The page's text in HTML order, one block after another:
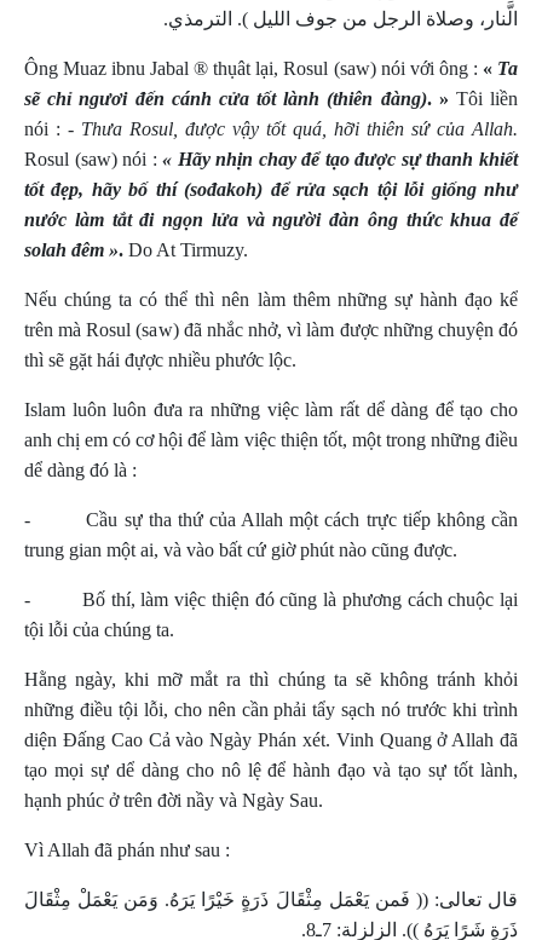
الَّنار، وصلاة الرجل من جوف الليل ). الترمذي.
Ông Muaz ibnu Jabal ® thụât lại, Rosul (saw) nói với ông : « Ta
sẽ chỉ ngươi đến cánh cửa tốt lành (thiên đàng). » Tôi liền
nói : - Thưa Rosul, được vậy tốt quá, hỡi thiên sứ của Allah.
Rosul (saw) nói :« Hãy nhịn chay để tạo được sự thanh khiết
tốt đẹp, hãy bố thí (sođakoh) để rửa sạch tội lỗi giống như
nước làm tắt đi ngọn lửa và người đàn ông thức khua để
solah đêm ». Do At Tirmuzy.
Nếu chúng ta có thể thì nên làm thêm những sự hành đạo kể
trên mà Rosul (saw) đã nhắc nhở, vì làm được những chuyện đó
thì sẽ gặt hái đựợc nhiều phước lộc.
Islam luôn luôn đưa ra những việc làm rất dể dàng để tạo cho
anh chị em có cơ hội để làm việc thiện tốt, một trong những điều
dể dàng đó là :
-
Cầu sự tha thứ của Allah một cách trực tiếp không cần
trung gian một ai, và vào bất cứ giờ phút nào cũng được.
-
Bố thí, làm việc thiện đó cũng là phương cách chuộc lại
tội lỗi của chúng ta.
Hằng ngày, khi mỡ mắt ra thì chúng ta sẽ không tránh khỏi
những điều tội lỗi, cho nên cần phải tẩy sạch nó trước khi trình
diện Đấng Cao Cả vào Ngày Phán xét. Vinh Quang ở Allah đã
tạo mọi sự dể dàng cho nô lệ để hành đạo và tạo sự tốt lành,
hạnh phúc ở trên đời nầy và Ngày Sau.
Vì Allah đã phán như sau :
قال تعالى: (( فَمن يَعْمَل مِثْقَالَ ذَرَةٍ خَيْرًا يَرَهُ. وَمَن يَعْمَلْ مِثْقَالَ
ذَرَةٍ شَرًا يَرَهُ )). الزلزلة: 7ـ8.